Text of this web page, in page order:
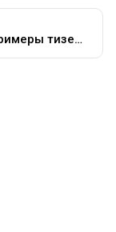
Тизерная реклама: что это | примеры тизерной рекламы